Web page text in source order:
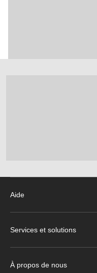
Aide
Services et solutions
À propos de nous